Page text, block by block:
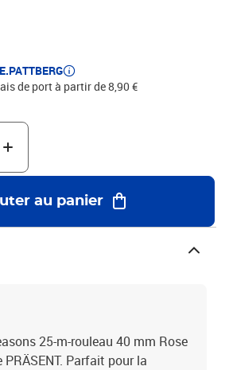
occasions : que ce soit pour un
une communion, Noël, le Nouvel An ou
fabuleux accessoire rend rapidement les
et attrayants.
de port à partir de 8,90 €
au panier
25-m-rouleau 40 mm Rose
Parfait pour la